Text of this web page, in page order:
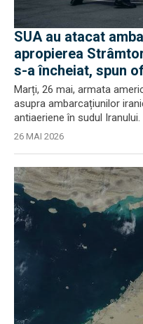
SUA au atacat
apropierea
s-a încheiat, spun
Marți, 26 mai, armata
asupra ambarcațiunilor
antiaeriene în sudul Iranului.
26 MAI 2026